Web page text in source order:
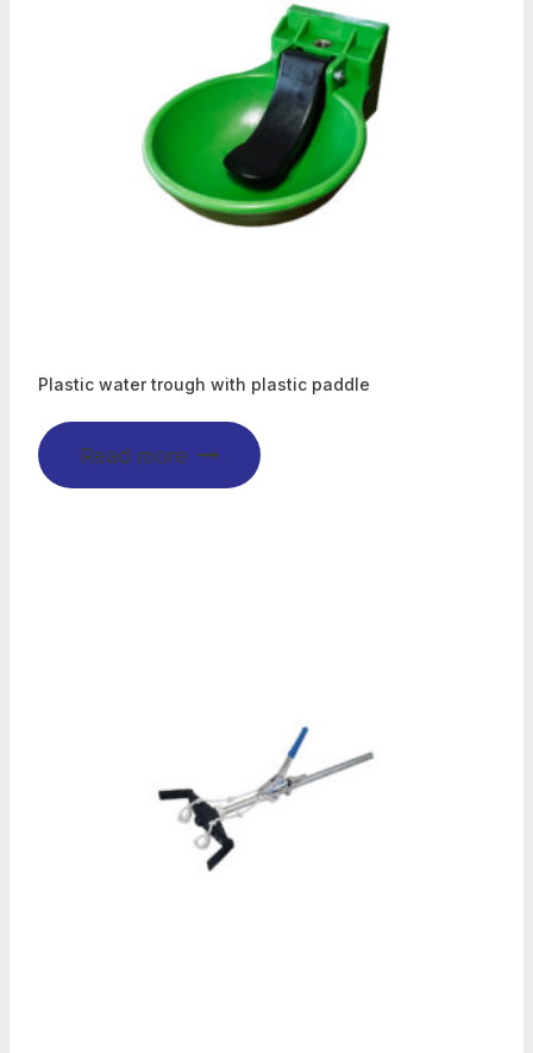
Plastic water trough with plastic paddle
Read more